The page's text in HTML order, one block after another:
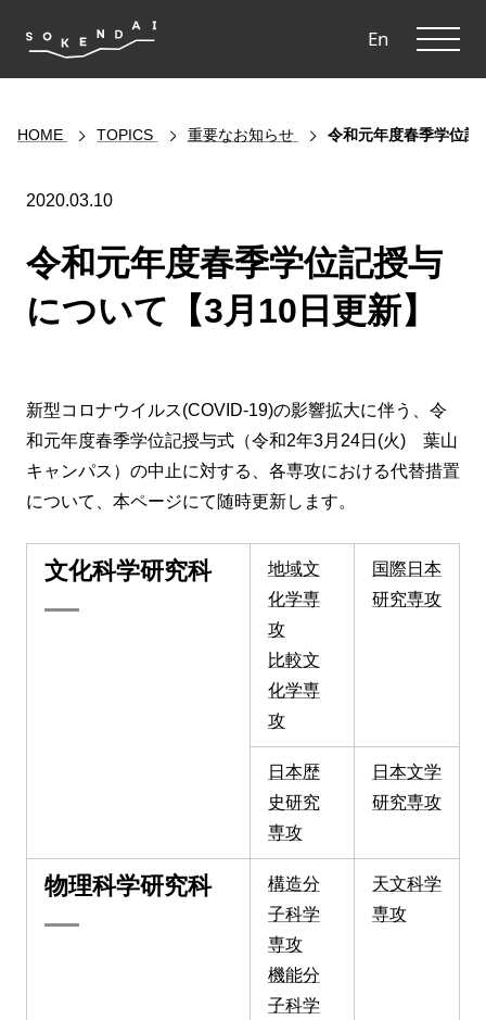
En
HOME TOPICS 重要なお知らせ 令和元年度春季学位
2020.03.10
令和元年度春季学位記授与
について【3月10日更新】
新型コロナウイルス(COVID-19)の影響拡大に伴う、令
和元年度春季学位記授与式（令和2年3月24日(火) 葉山
キャンパス）の中止に対する、各専攻における代替措置
について、本ページにて随時更新します。
文化科学研究科
地域文
化学専
攻
比較文
化学専
攻
国際日本
研究専攻
日本歴
史研究
専攻
日本文学
研究専攻
物理科学研究科
構造分
子科学
専攻
機能分
子科学
天文科学
専攻